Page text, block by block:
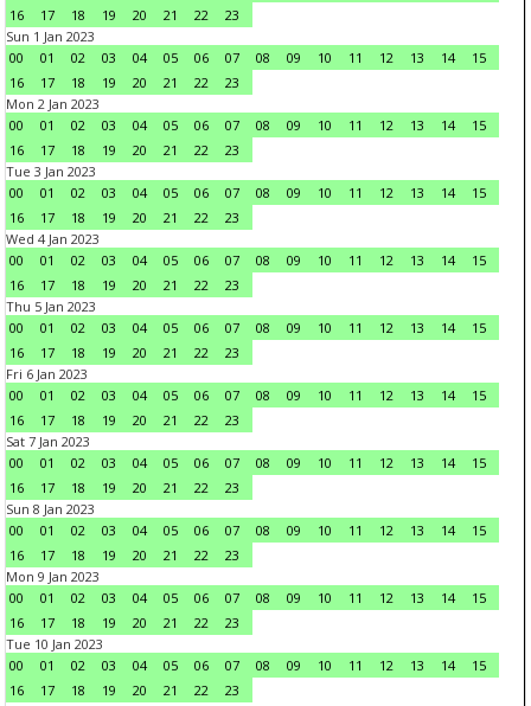
16
17 18 19 20 21 22
23
Sun 1 Jan 2023
00
01 02 03 04 05 06 07 08 09 10 11 12 13 14
15
16
17 18 19 20 21 22
23
Mon 2 Jan 2023
00
01 02 03 04 05 06 07 08 09 10 11 12 13 14
15
16
17 18 19 20 21 22
23
Tue 3 Jan 2023
00
01 02 03 04 05 06 07 08 09 10 11 12 13 14
15
16
17 18 19 20 21 22
23
Wed 4 Jan 2023
00
01 02 03 04 05 06 07 08 09 10 11 12 13 14
15
16
17 18 19 20 21 22
23
Thu 5 Jan 2023
00
01 02 03 04 05 06 07 08 09 10 11 12 13 14
15
16
17 18 19 20 21 22
23
Fri 6 Jan 2023
00
01 02 03 04 05 06 07 08 09 10 11 12 13 14
15
16
17 18 19 20 21 22
23
Sat 7 Jan 2023
00
01 02 03 04 05 06 07 08 09 10 11 12 13 14
15
16
17 18 19 20 21 22
23
Sun 8 Jan 2023
00
01 02 03 04 05 06 07 08 09 10 11 12 13 14
15
16
17 18 19 20 21 22
23
Mon 9 Jan 2023
00
01 02 03 04 05 06 07 08 09 10 11 12 13 14
15
16
17 18 19 20 21 22
23
Tue 10 Jan 2023
00
01 02 03 04 05 06 07 08 09 10 11 12 13 14
15
16
17 18 19 20 21 22
23